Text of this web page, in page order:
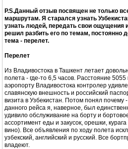
P.S.Данный отзыв посвящен не только
маршрутам. Я старался узнать
узнать людей, передать свои ощущения
решил разбить его по темам, постоянно
тема - перелет.
Перелет
Из Владивостока в Ташкент летает
полета - где-то 6,5 часов. Расстояние
аэропорту Владивостока контролер
славянскую внешность и российский
визита в Узбекистан. Потом понял почему
данного рейса я, наверное, был
удивило обслуживание на борту и
ассортимент еды и закусок, орешки,
вино). Все объявления по ходу полета
узбекский, английский и русский. Все
владеют.